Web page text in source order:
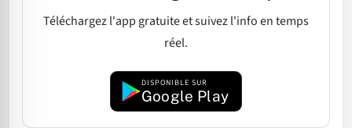
Téléchargez l'app gratuite et suivez l'info en temps
réel.
DISPONIBLE SUR
Google Play